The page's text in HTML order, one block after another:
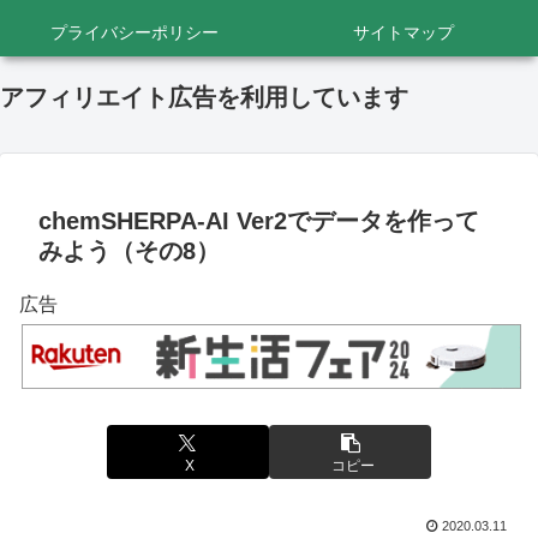
プライバシーポリシー サイトマップ
アフィリエイト広告を利用しています
chemSHERPA-AI Ver2でデータを作って
みよう（その8）
広告
X コピー
2020.03.11